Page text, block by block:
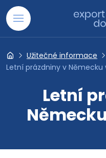
Přejít na obsah
Hledat
Export do SRN
Užitečné informace
Letní prázdniny v Německu
Letní